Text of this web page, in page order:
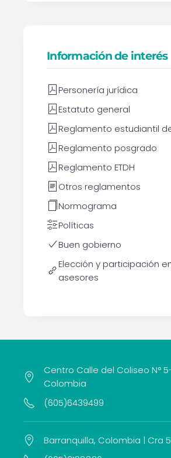
Información de interés
Personería jurídica
Estatuto general
Reglamento estudiantil
Reglamento posgrado
Reglamento ETDH
Otros reglamentos
Normograma
Políticas
Buen gobierno
Elección y participación
asesores
Centro Calle del Coliseo N°
Colombia
(605)6439499
Barranquilla, Colombia | Cra